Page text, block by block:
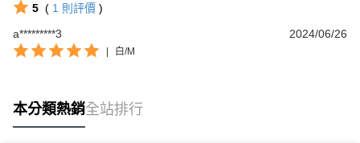
5 ( 1 則評價 )
a*********3
2024/06/26
| 白/M
本分類熱銷全站排行